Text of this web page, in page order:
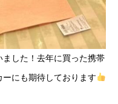
した！去年に買った携帯
にも期待しております